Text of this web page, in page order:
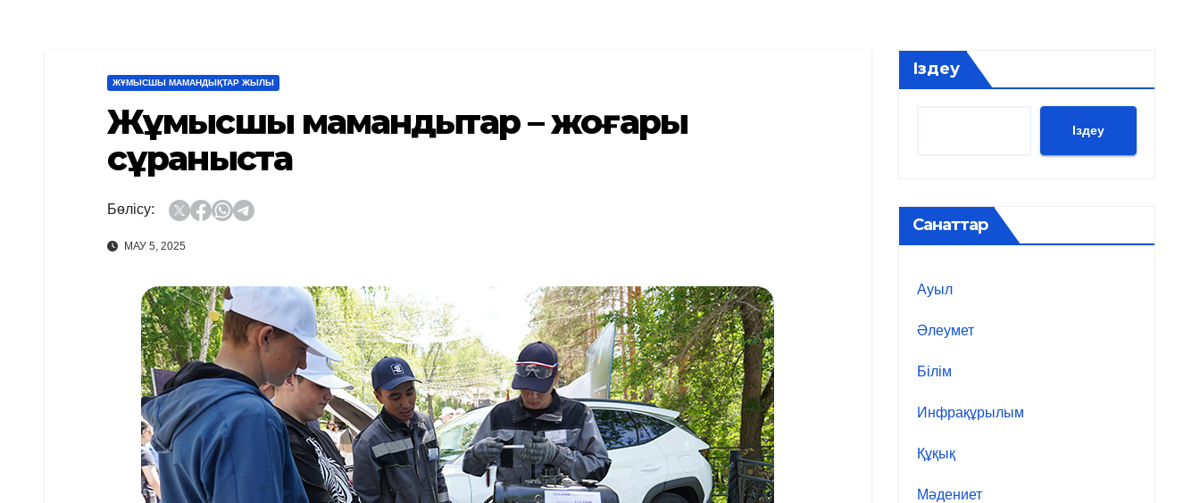
ЖҰМЫСШЫ МАМАНДЫҚТАР ЖЫЛЫ
Жұмысшы мамандықтар – жоғары
сұраныста
Бөлісу:
МАУ 5, 2025
Іздеу
Іздеу
Санаттар
Ауыл
Әлеумет
Білім
Инфрақұрылым
Құқық
Мәдениет